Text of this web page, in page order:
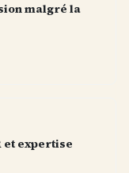
malgré la
et expertise